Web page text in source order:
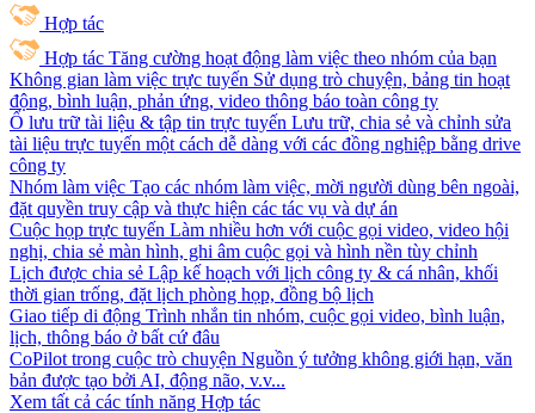
Hợp tác
Hợp tác Tăng cường hoạt động làm việc theo nhóm của bạn
Không gian làm việc trực tuyến Sử dụng trò chuyện, bảng tin hoạt
động, bình luận, phản ứng, video thông báo toàn công ty
Ổ lưu trữ tài liệu & tập tin trực tuyến Lưu trữ, chia sẻ và chỉnh sửa
tài liệu trực tuyến một cách dễ dàng với các đồng nghiệp bằng drive
công ty
Nhóm làm việc Tạo các nhóm làm việc, mời người dùng bên ngoài,
đặt quyền truy cập và thực hiện các tác vụ và dự án
Cuộc họp trực tuyến Làm nhiều hơn với cuộc gọi video, video hội
nghị, chia sẻ màn hình, ghi âm cuộc gọi và hình nền tùy chỉnh
Lịch được chia sẻ Lập kế hoạch với lịch công ty & cá nhân, khối
thời gian trống, đặt lịch phòng họp, đồng bộ lịch
Giao tiếp di động Trình nhắn tin nhóm, cuộc gọi video, bình luận,
lịch, thông báo ở bất cứ đâu
CoPilot trong cuộc trò chuyện Nguồn ý tưởng không giới hạn, văn
bản được tạo bởi AI, động não, v.v...
Xem tất cả các tính năng Hợp tác